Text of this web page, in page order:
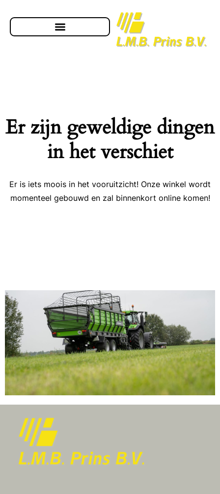
Er zijn geweldige dingen
in het verschiet
Er is iets moois in het vooruitzicht! Onze winkel wordt
momenteel gebouwd en zal binnenkort online komen!